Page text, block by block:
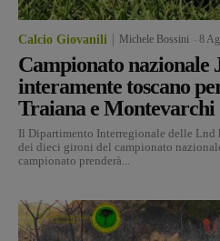
Calcio Giovanili Michele Bossini 8
Campionato nazionale
interamente toscano
Traiana e Montevarchi
Il Dipartimento Interregionale delle
dei dieci gironi del campionato
campionato prenderà...